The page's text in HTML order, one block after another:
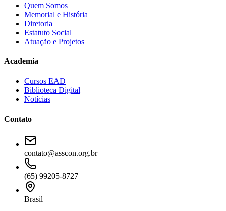
Quem Somos
Memorial e História
Diretoria
Estatuto Social
Atuação e Projetos
Academia
Cursos EAD
Biblioteca Digital
Notícias
Contato
contato@asscon.org.br
(65) 99205-8727
Brasil